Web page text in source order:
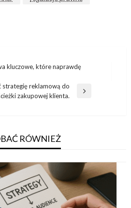
kluczowe, które naprawdę
strategię reklamową do
zakupowej klienta.
RÓWNIEŻ